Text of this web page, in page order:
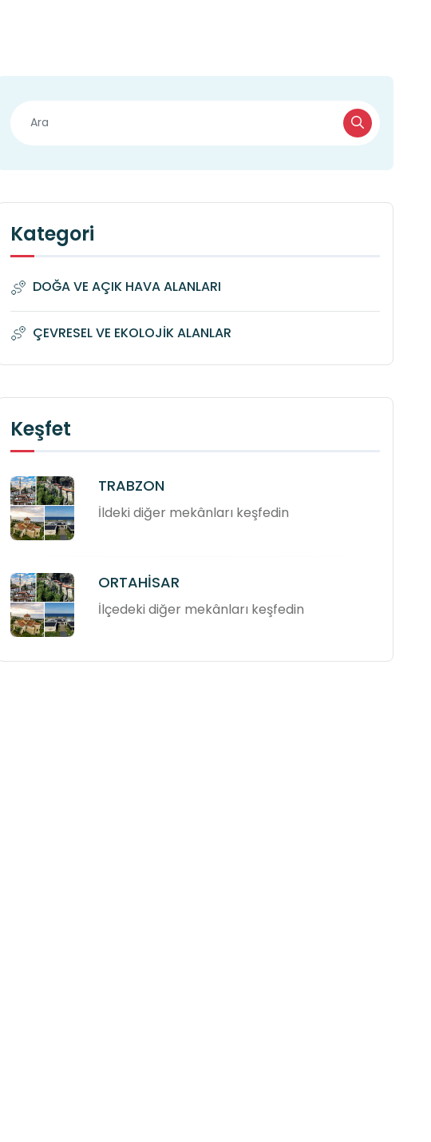
Kategori
DOĞA VE AÇIK HAVA ALANLARI
ÇEVRESEL VE EKOLOJİK ALANLAR
Keşfet
TRABZON
İldeki diğer mekânları keşfedin
ORTAHİSAR
İlçedeki diğer mekânları keşfedin